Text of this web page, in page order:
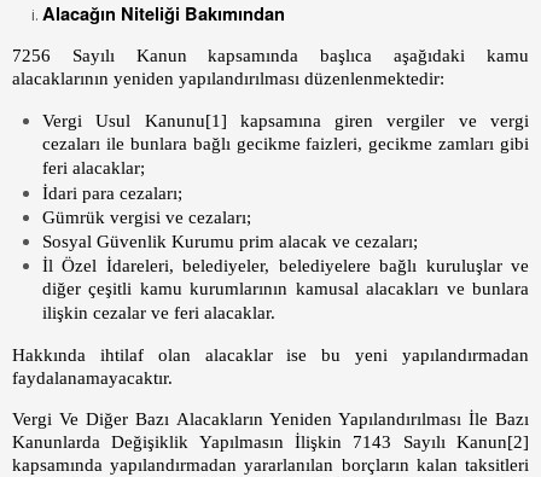
Alacağın Niteliği Bakımından
7256 Sayılı Kanun kapsamında başlıca aşağıdaki kamu
alacaklarının yeniden yapılandırılması düzenlenmektedir:
Vergi Usul Kanunu[1] kapsamına giren vergiler ve vergi
cezaları ile bunlara bağlı gecikme faizleri, gecikme zamları gibi
feri alacaklar;
İdari para cezaları;
Gümrük vergisi ve cezaları;
Sosyal Güvenlik Kurumu prim alacak ve cezaları;
İl Özel İdareleri, belediyeler, belediyelere bağlı kuruluşlar ve
diğer çeşitli kamu kurumlarının kamusal alacakları ve bunlara
ilişkin cezalar ve feri alacaklar.
Hakkında ihtilaf olan alacaklar ise bu yeni yapılandırmadan
faydalanamayacaktır.
Vergi Ve Diğer Bazı Alacakların Yeniden Yapılandırılması İle Bazı
Kanunlarda Değişiklik Yapılmasın İlişkin 7143 Sayılı Kanun[2]
kapsamında yapılandırmadan yararlanılan borçların kalan taksitleri